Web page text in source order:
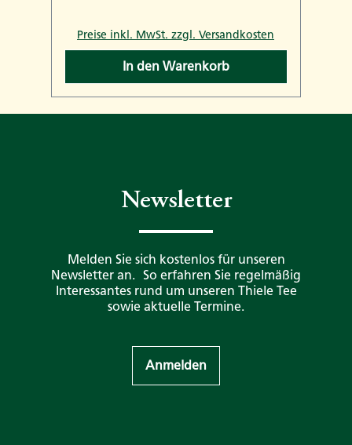
Preise inkl. MwSt. zzgl. Versandkosten
In den Warenkorb
Newsletter
Melden Sie sich kostenlos für unseren
Newsletter an. So erfahren Sie regelmäßig
Interessantes rund um unseren Thiele Tee
sowie aktuelle Termine.
Anmelden